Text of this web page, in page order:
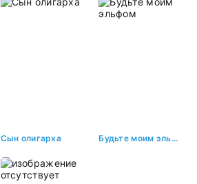
Сын олигарха Будьте моим эльфом